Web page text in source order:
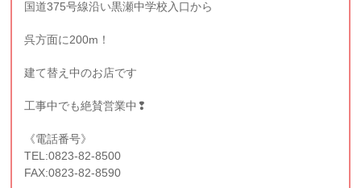
国道375号線沿い黒瀬中学校入口から
呉方面に200m！
建て替え中のお店です
工事中でも絶賛営業中❢
《電話番号》
TEL:0823-82-8500
FAX:0823-82-8590